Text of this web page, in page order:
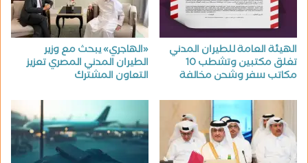
الهيئة العامة للطيران المدني
تغلق مكتبين وتشطب 10
مكاتب سفر وشحن مخالفة
«الهاجري» يبحث مع وزير
الطيران المدني المصري تعزيز
التعاون المشترك